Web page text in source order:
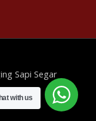
Sapi Segar
with us